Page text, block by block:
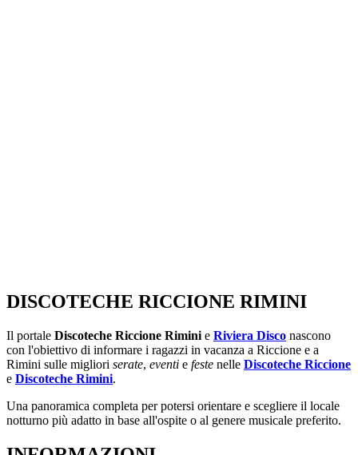
DISCOTECHE RICCIONE RIMINI
Il portale Discoteche Riccione Rimini e Riviera Disco nascono
con l'obiettivo di informare i ragazzi in vacanza a Riccione e a
Rimini sulle migliori serate, eventi e feste nelle Discoteche Riccione
e Discoteche Rimini.
Una panoramica completa per potersi orientare e scegliere il locale
notturno più adatto in base all'ospite o al genere musicale preferito.